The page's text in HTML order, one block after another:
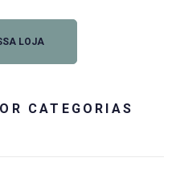
LOJA
CATEGORIAS